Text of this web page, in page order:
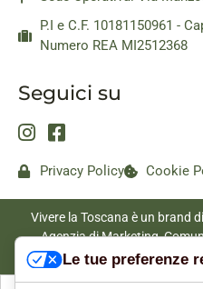
P.I e C.F. 10181150961 -
Numero REA MI2512368
Seguici su
Privacy Policy Cookie
Vivere la Toscana è un brand
Agenzia di Marketing,
|
Le tue preferenze